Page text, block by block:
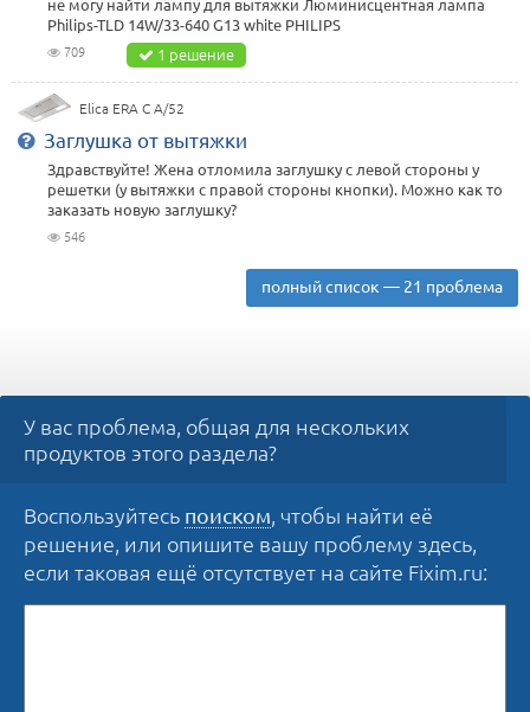
не могу найти лампу для вытяжки Люминисцентная лампа
Philips-TLD 14W/33-640 G13 white PHILIPS
709 1 решение
Elica ERA C A/52
Заглушка от вытяжки
Здравствуйте! Жена отломила заглушку с левой стороны у
решетки (у вытяжки с правой стороны кнопки). Можно как то
заказать новую заглушку?
546
полный список — 21 проблема
У вас проблема, общая для нескольких
продуктов этого раздела?
Воспользуйтесь поиском, чтобы найти её
решение, или опишите вашу проблему здесь,
если таковая ещё отсутствует на сайте Fixim.ru: